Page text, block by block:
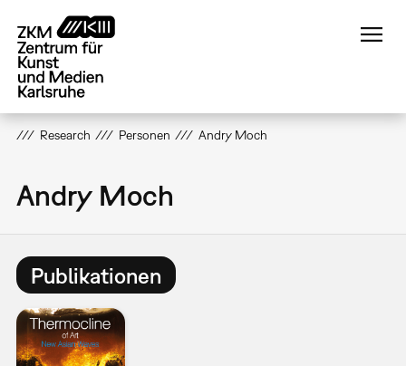
zum
Inhalt
Research Personen Andry Moch
Andry Moch
Publikationen